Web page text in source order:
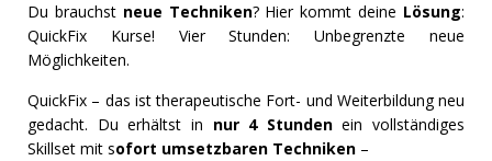
Du brauchst neue Techniken? Hier kommt deine Lösung:
QuickFix Kurse!
Vier Stunden: Unbegrenzte neue
Möglichkeiten.
QuickFix – das ist therapeutische Fort- und Weiterbildung neu
gedacht. Du erhältst in nur 4 Stundenein vollständiges
Skillset mit sofort umsetzbaren Techniken –